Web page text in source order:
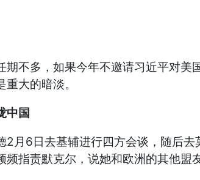
多，如果今年不邀请习近平对美
大的暗淡。
中国
6日去基辅进行四方会谈，随后去
指责默克尔，说她和欧洲的其他盟